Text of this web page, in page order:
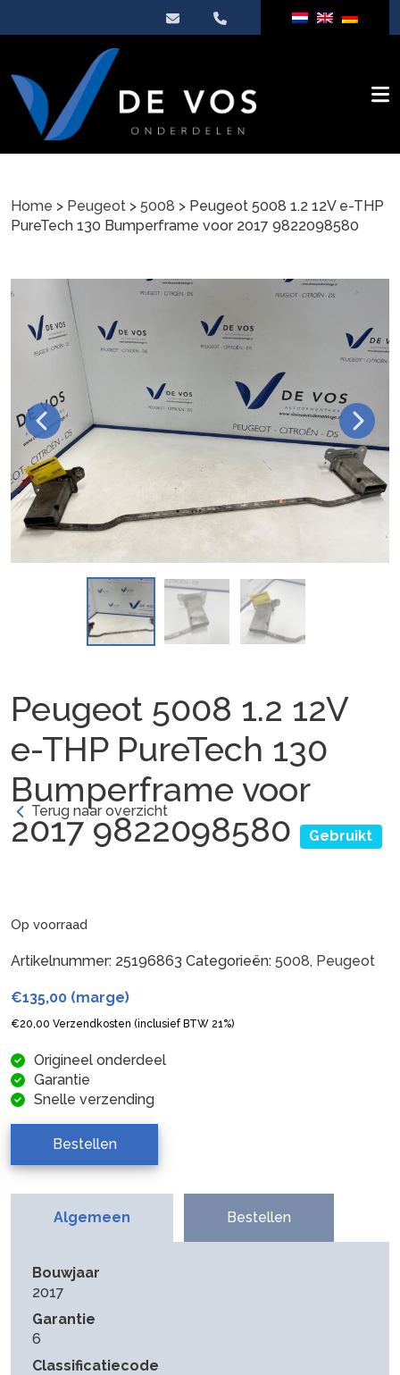
Home > Peugeot > 5008 > Peugeot 5008 1.2 12V e-THP
PureTech 130 Bumperframe voor 2017 9822098580
Peugeot 5008 1.2 12V
e-THP PureTech 130
Bumperframe voor
2017 9822098580
Gebruikt
Terug naar overzicht
Op voorraad
Artikelnummer: 25196863 Categorieën: 5008, Peugeot
€135,00 (marge)
€20,00 Verzendkosten (inclusief BTW 21%)
Origineel onderdeel
Garantie
Snelle verzending
Bestellen
Algemeen Bestellen
Bouwjaar
2017
Garantie
6
Classificatiecode